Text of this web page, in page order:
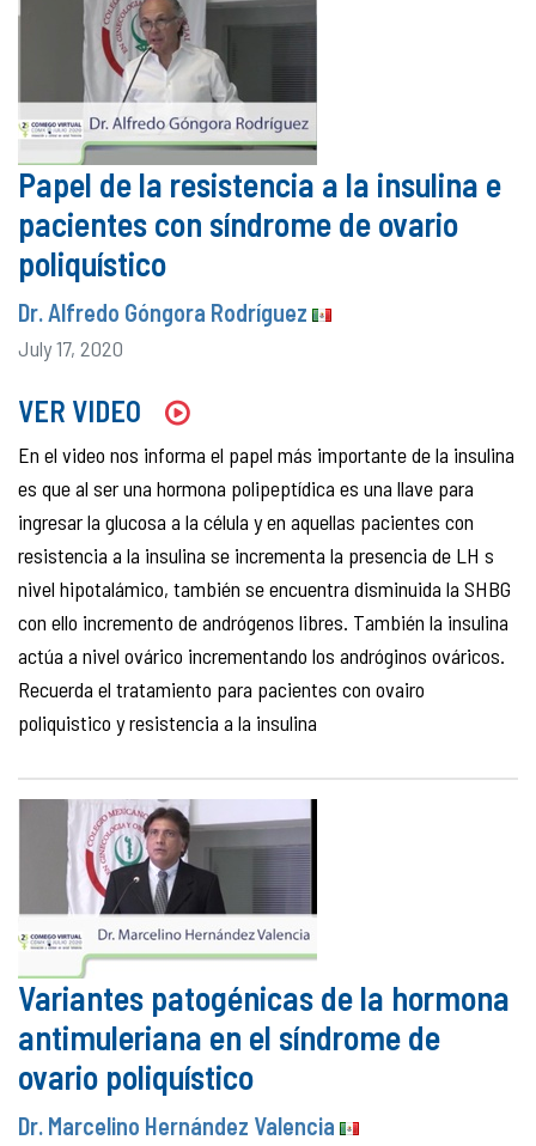
Papel de la resistencia a la insulina e
pacientes con síndrome de ovario
poliquístico
Dr. Alfredo Góngora Rodríguez
July 17, 2020
VER VIDEO
En el video nos informa el papel más importante de la insulina
es que al ser una hormona polipeptídica es una llave para
ingresar la glucosa a la célula y en aquellas pacientes con
resistencia a la insulina se incrementa la presencia de LH s
nivel hipotalámico, también se encuentra disminuida la SHBG
con ello incremento de andrógenos libres. También la insulina
actúa a nivel ovárico incrementando los andróginos ováricos.
Recuerda el tratamiento para pacientes con ovairo
poliquistico y resistencia a la insulina
Variantes patogénicas de la hormona
antimuleriana en el síndrome de
ovario poliquístico
Dr. Marcelino Hernández Valencia